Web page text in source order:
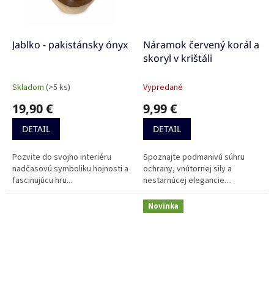
Jablko - pakistánsky ónyx
Skladom (>5 ks)
19,90 €
DETAIL
Pozvite do svojho interiéru
nadčasovú symboliku hojnosti a
fascinujúcu hru...
Náramok červený korál a
skoryl v krištáli
Vypredané
9,99 €
DETAIL
Spoznajte podmanivú súhru
ochrany, vnútornej sily a
nestarnúcej elegancie....
Novinka